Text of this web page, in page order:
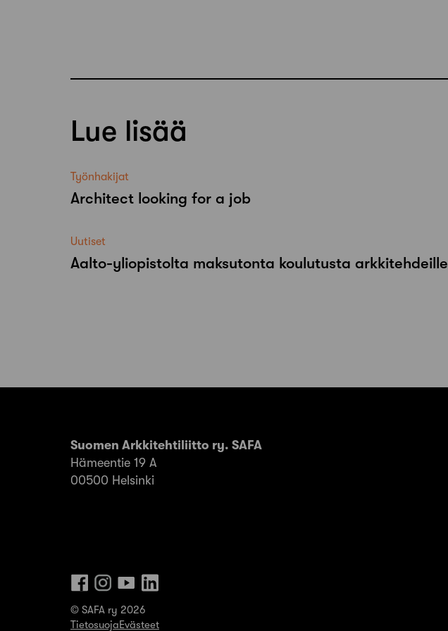
Lue lisää
Työnhakijat
Architect looking for a job
Uutiset
Aalto-​yliopistolta maksutonta koulutusta arkkitehdeille
Suomen Arkkitehtiliitto ry. SAFA
Hämeentie 19 A
00500 Helsinki
© SAFA ry 2026
TietosuojaEvästeet